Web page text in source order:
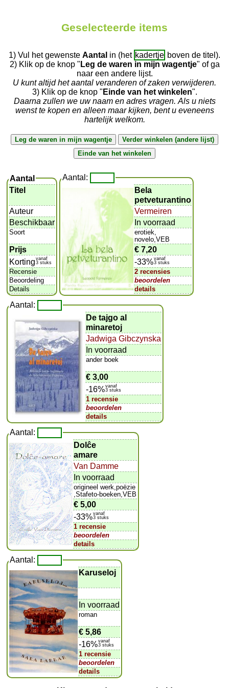
Geselecteerde items
1) Vul het gewenste Aantal in (het kadertje boven de titel).
2) Klik op de knop " Leg de waren in mijn wagentje" of ga
naar een andere lijst.
U kunt altijd het aantal veranderen of zaken verwijderen.
3) Klik op de knop " Einde van het winkelen".
Daarna zullen we uw naam en adres vragen. Als u niets
wenst te kopen en alleen maar kijken, bent u eveneens
hartelijk welkom.
Aantal
Titel
Auteur
Beschikbaar
Soort
Prijs
Korting vanaf
3 stuks
Recensie
Beoordeling
Details
Aantal:
Bela
petveturantino
Vermeiren
In voorraad
erotiek,
novelo,VEB
€ 7,20
-33%vanaf
3 stuks
2 recensies
beoordelen
details
Aantal:
De tajgo al
minaretoj
Jadwiga Gibczynska
In voorraad
ander boek
€ 3,00
-16%vanaf
3 stuks
1 recensie
beoordelen
details
Aantal:
Dolĉe
amare
Van Damme
In voorraad
origineel werk,poëzie
,Stafeto-boeken,VEB
€ 5,00
-33%vanaf
3 stuks
1 recensie
beoordelen
details
Aantal:
Karuseloj
In voorraad
roman
€ 5,86
-16%vanaf
3 stuks
1 recensie
beoordelen
details